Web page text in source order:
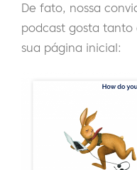
De fato, nossa
podcast gosta
sua página inicial: